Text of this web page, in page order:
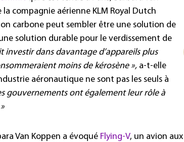
compagnie aérienne KLM Royal Dutch
carbone peut sembler être une solution de
solution durable pour le verdissement de
investir dans davantage d’appareils plus
moins de kérosène », a-t-elle
aéronautique ne sont pas les seuls à
gouvernements ont également leur rôle à
Van Koppen a évoqué Flying-V, un avion aux